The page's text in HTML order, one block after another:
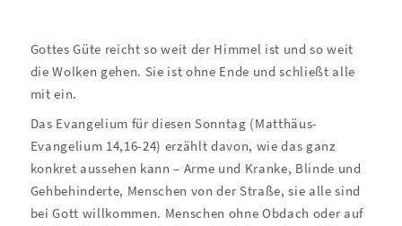
Gottes Güte reicht so weit der Himmel ist und so weit
die Wolken gehen. Sie ist ohne Ende und schließt alle
mit ein.
Das Evangelium für diesen Sonntag (Matthäus-
Evangelium 14,16-24) erzählt davon, wie das ganz
konkret aussehen kann – Arme und Kranke, Blinde und
Gehbehinderte, Menschen von der Straße, sie alle sind
bei Gott willkommen. Menschen ohne Obdach oder auf